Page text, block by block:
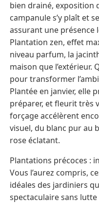
bien drainé, exposition
campanule s’y plaît et
assurant une présence
Plantation zen, effet
niveau parfum, la
maison que l’extérieur.
pour transformer
Plantée en janvier, elle
préparer, et fleurit très
forçage accélèrent
visuel, du blanc pur au
rose éclatant.
Plantations précoces :
Vous l’aurez compris,
idéales des jardiniers
spectaculaire sans